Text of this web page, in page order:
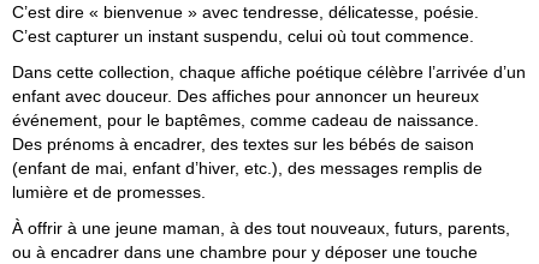
C’est dire « bienvenue » avec tendresse, délicatesse, poésie.
C’est capturer un instant suspendu, celui où tout commence.
Dans cette collection, chaque affiche poétique célèbre l’arrivée d’un
enfant avec douceur. Des affiches pour annoncer un heureux
événement, pour le baptêmes, comme cadeau de naissance.
Des prénoms à encadrer, des textes sur les bébés de saison
(enfant de mai, enfant d’hiver, etc.), des messages remplis de
lumière et de promesses.
À offrir à une jeune maman, à des tout nouveaux, futurs, parents,
ou à encadrer dans une chambre pour y déposer une touche